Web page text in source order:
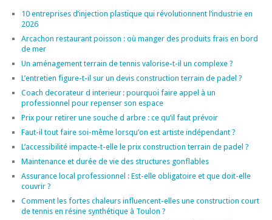
10 entreprises d’injection plastique qui révolutionnent l’industrie en
2026
Arcachon restaurant poisson : où manger des produits frais en bord
de mer
Un aménagement terrain de tennis valorise-t-il un complexe ?
L’entretien figure-t-il sur un devis construction terrain de padel ?
Coach decorateur d interieur : pourquoi faire appel à un
professionnel pour repenser son espace
Prix pour retirer une souche d arbre : ce qu’il faut prévoir
Faut-il tout faire soi-même lorsqu’on est artiste indépendant ?
L’accessibilité impacte-t-elle le prix construction terrain de padel ?
Maintenance et durée de vie des structures gonflables
Assurance local professionnel : Est-elle obligatoire et que doit-elle
couvrir ?
Comment les fortes chaleurs influencent-elles une construction court
de tennis en résine synthétique à Toulon ?